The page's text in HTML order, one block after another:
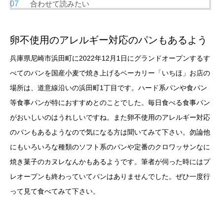
合わせて読みたい
卵不使用のアレルギー対応のパンもあるよう
兵庫県尼崎市浜田町に2022年12月1日にグランドオープンするす
べてのパンを国産小麦で焼き上げるベーカリー「いちほ」お店の
場所は、道意線沿いの浜田町1丁目です。ハード系パンや食パン
等食事パンが特におすすめとのことでした。毎日食べる食事パン
がおいしいのはうれしいですね。また卵不使用のアレルギー対応
のパンもあるようなので気になる方は聞いてみて下さい。勿論他
にもいろいろな種類のソフト系のパンや定番のクロワッサンなに
焼き菓子のカヌレなんかもあるようです。筆者が伺った時にはプ
レオープンも終わっていてパンはありませんでした。ぜひ一度行
って見て食べてみて下さい。